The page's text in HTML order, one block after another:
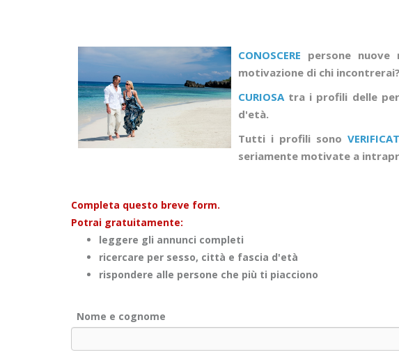
CONOSCERE persone
motivazione di chi incontrerai?
CURIOSA tra i profili delle
d'età.
Tutti i profili sono
seriamente motivate a
Completa questo breve form.
Potrai gratuitamente:
leggere gli annunci completi
ricercare per sesso, città e fascia d'età
rispondere alle persone che più ti piacciono
Nome e cognome